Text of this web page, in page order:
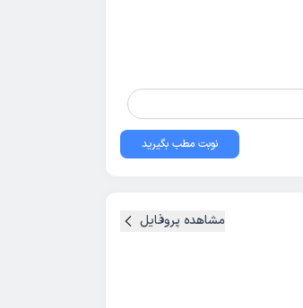
نوبت مطب بگیرید
مشاهده پروفایل